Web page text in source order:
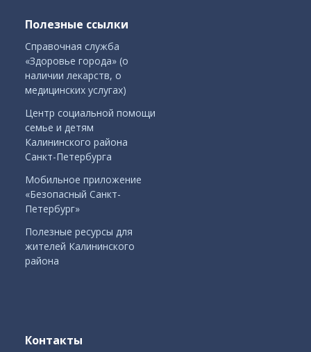
Полезные ссылки
Справочная служба
«Здоровье города» (о
наличии лекарств, о
медицинских услугах)
Центр социальной помощи
семье и детям
Калининского района
Санкт-Петербурга
Мобильное приложение
«Безопасный Санкт-
Петербург»
Полезные ресурсы для
жителей Калининского
района
Контакты